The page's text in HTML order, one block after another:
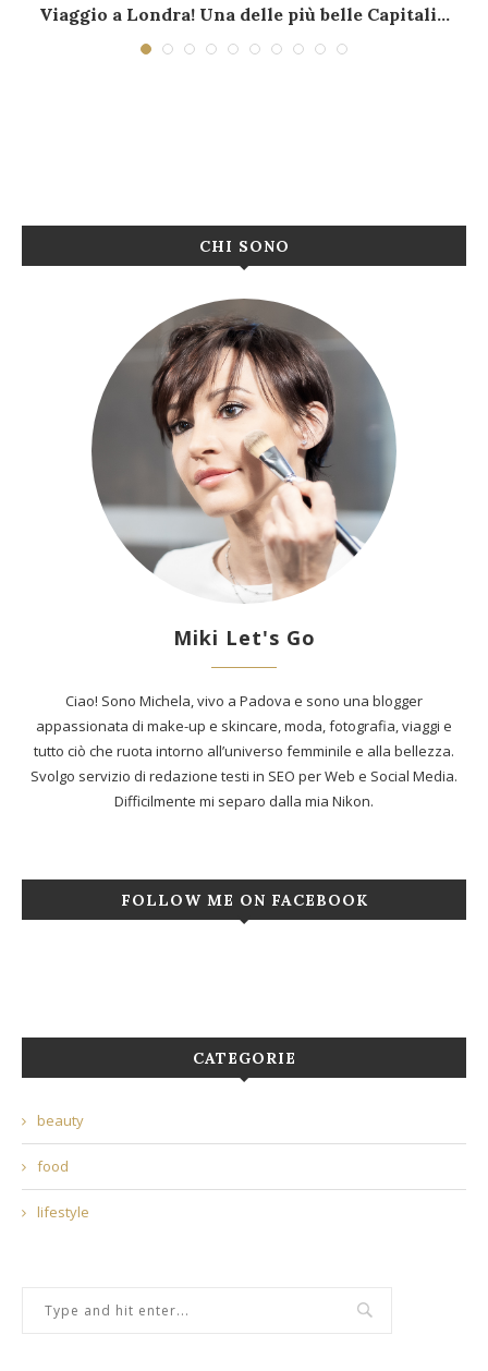
Viaggio a Londra! Una delle più belle Capitali...
CHI SONO
Miki Let's Go
Ciao! Sono Michela, vivo a Padova e sono una blogger
appassionata di make-up e skincare, moda, fotografia, viaggi e
tutto ciò che ruota intorno all’universo femminile e alla bellezza.
Svolgo servizio di redazione testi in SEO per Web e Social Media.
Difficilmente mi separo dalla mia Nikon.
FOLLOW ME ON FACEBOOK
CATEGORIE
beauty
food
lifestyle